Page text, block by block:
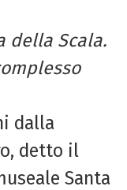
della Scala.
dalla
detto il
Santa